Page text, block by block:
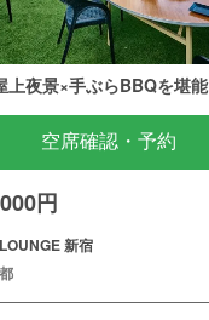
上夜景×手ぶらBBQを堪能
空席確認・予約
円
新宿